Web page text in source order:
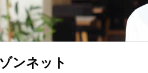
ンネット